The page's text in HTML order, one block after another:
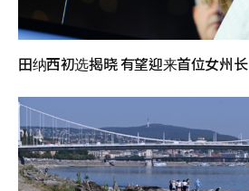
田纳西初选揭晓 有望迎来首位女州长